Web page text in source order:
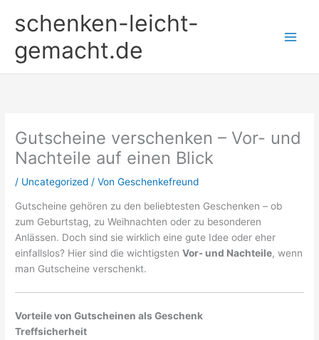
Inhaltschenken-leicht-
gemacht.de
Gutscheine verschenken – Vor- und
Nachteile auf einen Blick
/ Uncategorized / VonGeschenkefreund
Gutscheine gehören zu den beliebtesten Geschenken – ob
zum Geburtstag, zu Weihnachten oder zu besonderen
Anlässen. Doch sind sie wirklich eine gute Idee oder eher
einfallslos? Hier sind die wichtigstenVor- und Nachteile, wenn
man Gutscheine verschenkt.
Vorteile von Gutscheinen als Geschenk
Treffsicherheit